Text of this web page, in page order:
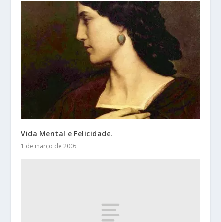
Vida Mental e Felicidade.
1 de março de 2005